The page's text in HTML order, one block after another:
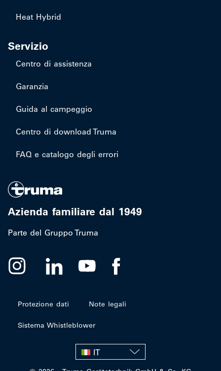
Heat Hybrid
Servizio
Centro di assistenza
Garanzia
Guida al campeggio
Centro di download Truma
FAQ e catalogo degli errori
Azienda familiare dal 1949
Parte del Gruppo Truma
Protezione dati Note legali
Sistema Whistleblower
IT